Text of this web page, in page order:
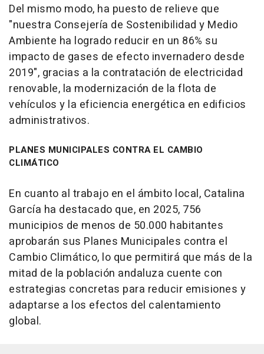
Del mismo modo, ha puesto de relieve que
"nuestra Consejería de Sostenibilidad y Medio
Ambiente ha logrado reducir en un 86% su
impacto de gases de efecto invernadero desde
2019", gracias a la contratación de electricidad
renovable, la modernización de la flota de
vehículos y la eficiencia energética en edificios
administrativos.
PLANES MUNICIPALES CONTRA EL CAMBIO
CLIMÁTICO
En cuanto al trabajo en el ámbito local, Catalina
García ha destacado que, en 2025, 756
municipios de menos de 50.000 habitantes
aprobarán sus Planes Municipales contra el
Cambio Climático, lo que permitirá que más de la
mitad de la población andaluza cuente con
estrategias concretas para reducir emisiones y
adaptarse a los efectos del calentamiento
global.